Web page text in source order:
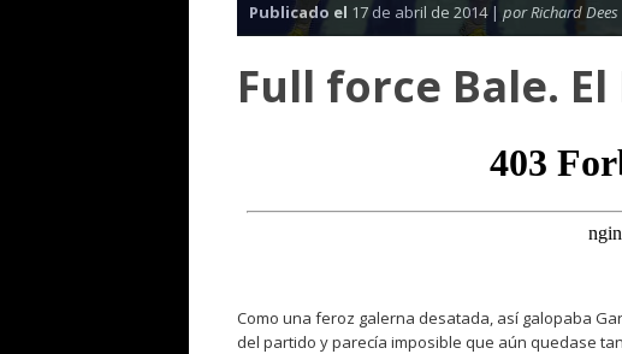
Publicado el 17 de abril de 2014 | por Richard Dees
Full force Bale. El
Como una feroz galerna desatada, así galopaba
del partido y parecía imposible que aún quedase